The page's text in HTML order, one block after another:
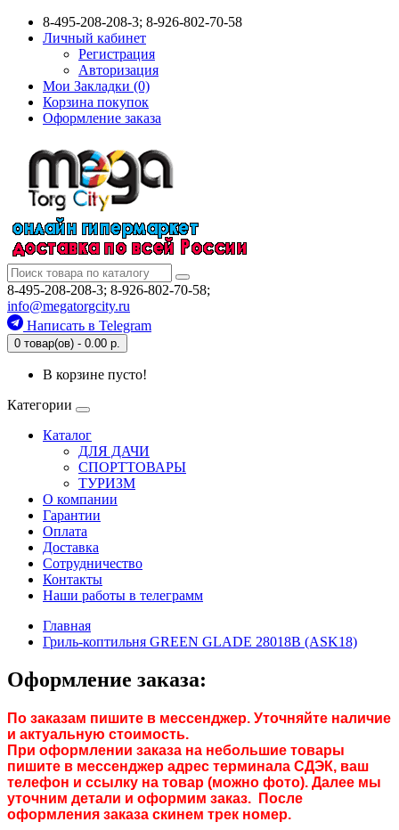
8-495-208-208-3; 8-926-802-70-58
Личный кабинет
Регистрация
Авторизация
Мои Закладки (0)
Корзина покупок
Оформление заказа
8-495-208-208-3; 8-926-802-70-58;
info@megatorgcity.ru
Написать в Telegram
0 товар(ов) - 0.00 р.
В корзине пусто!
Категории
Каталог
ДЛЯ ДАЧИ
СПОРТТОВАРЫ
ТУРИЗМ
О компании
Гарантии
Оплата
Доставка
Сотрудничество
Контакты
Наши работы в телеграмм
Главная
Гриль-коптильня GREEN GLADE 28018B (ASK18)
Оформление заказа:
По заказам пишите в мессенджер. Уточняйте наличие
и актуальную стоимость.
При оформлении заказа на небольшие товары
пишите в мессенджер адрес терминала СДЭК, ваш
телефон и ссылку на товар (можно фото). Далее мы
уточним детали и оформим заказ. После
оформления заказа скинем трек номер.